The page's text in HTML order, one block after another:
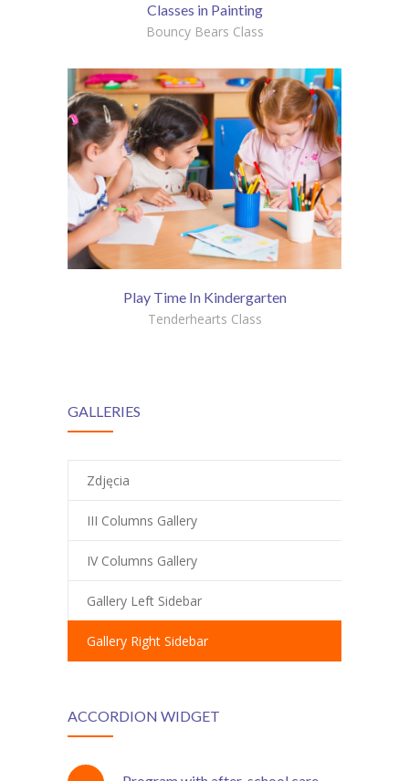
Classes in Painting
Bouncy Bears Class
Play Time In Kindergarten
Tenderhearts Class
GALLERIES
Zdjęcia
III Columns Gallery
IV Columns Gallery
Gallery Left Sidebar
Gallery Right Sidebar
ACCORDION WIDGET